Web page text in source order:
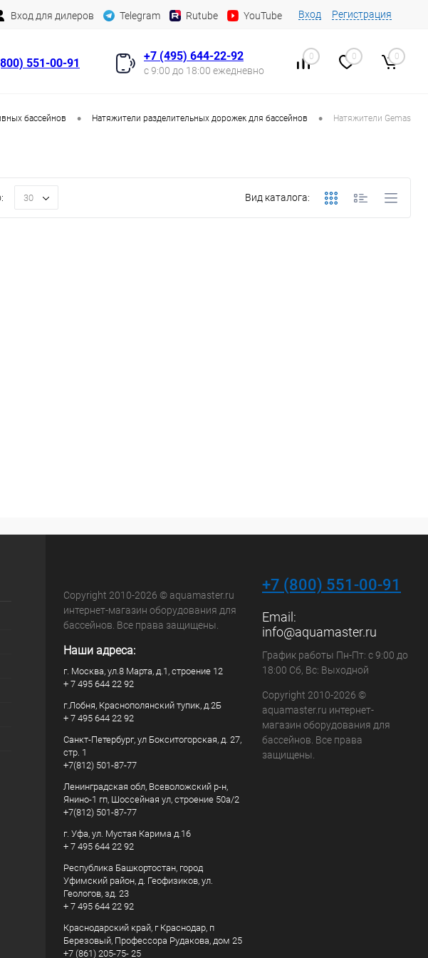
Вход для дилеров Telegram Rutube YouTube Вход Регистрация
551-00-91
+7 (495) 644-22-92
с 9:00 до 18:00 ежедневно
0 0 0
бассейнов • Натяжители разделительных дорожек для бассейнов • Натяжители Gemas
30 Вид каталога:
Copyright 2010-2026 © aquamaster.ru
интернет-магазин оборудования для
бассейнов. Все права защищены.
Наши адреса:
г. Москва, ул.8 Марта, д.1, строение 12
+ 7 495 644 22 92
г.Лобня, Краснополянский тупик, д.2Б
+ 7 495 644 22 92
Санкт-Петербург, ул Бокситогорская, д. 27,
стр. 1
+7(812) 501-87-77
Ленинградская обл, Всеволожский р-н,
Янино-1 гп, Шоссейная ул, строение 50а/2
+7(812) 501-87-77
г. Уфа, ул. Мустая Карима д.16
+ 7 495 644 22 92
Республика Башкортостан, город
Уфимский район, д. Геофизиков, ул.
Геологов, зд. 23
+ 7 495 644 22 92
Краснодарский край, г Краснодар, п
Березовый, Профессора Рудакова, дом 25
+7 (861) 205-75- 25
+7 (800) 551-00-91
Email:
info@aquamaster.ru
График работы Пн-Пт: с 9:00 до
18:00 Сб, Вс: Выходной
Copyright 2010-2026 ©
aquamaster.ru интернет-
магазин оборудования для
бассейнов. Все права
защищены.